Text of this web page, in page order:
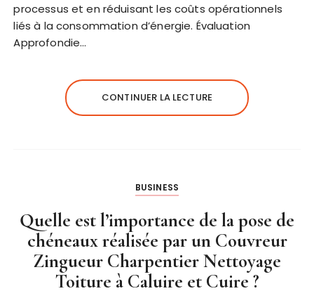
processus et en réduisant les coûts opérationnels
liés à la consommation d’énergie. Évaluation
Approfondie…
CONTINUER LA LECTURE
BUSINESS
Quelle est l’importance de la pose de
chéneaux réalisée par un Couvreur
Zingueur Charpentier Nettoyage
Toiture à Caluire et Cuire ?